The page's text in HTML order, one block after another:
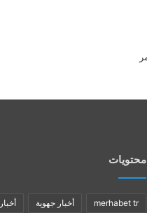
محتويات
merhabet tr أخبار جهوية